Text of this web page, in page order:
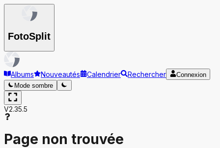
FotoSplit
Albums Nouveautés Calendrier Rechercher
Connexion
Mode sombre
V2.35.5
Page non trouvée